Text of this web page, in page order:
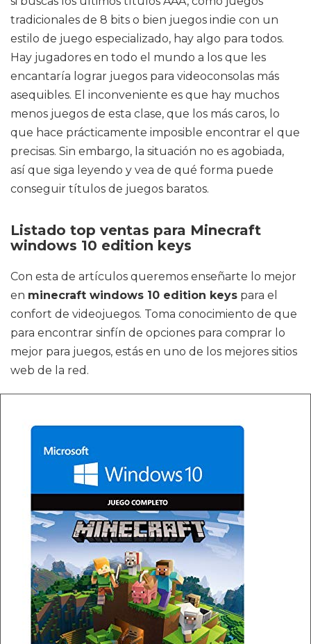
tradicionales de 8 bits o bien juegos indie con un
estilo de juego especializado, hay algo para todos.
Hay jugadores en todo el mundo a los que les
encantaría lograr juegos para videoconsolas más
asequibles. El inconveniente es que hay muchos
menos juegos de esta clase, que los más caros, lo
que hace prácticamente imposible encontrar el que
precisas. Sin embargo, la situación no es agobiada,
así que siga leyendo y vea de qué forma puede
conseguir títulos de juegos baratos.
Listado top ventas para Minecraft
windows 10 edition keys
Con esta de artículos queremos enseñarte lo mejor
en minecraft windows 10 edition keys para el
confort de videojuegos. Toma conocimiento de que
para encontrar sinfín de opciones para comprar lo
mejor para juegos, estás en uno de los mejores sitios
web de la red.